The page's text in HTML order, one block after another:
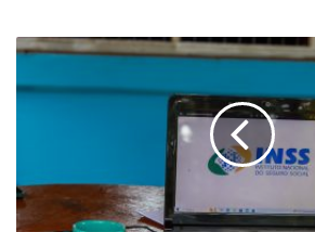
Fraudes
no
e
usuários
são